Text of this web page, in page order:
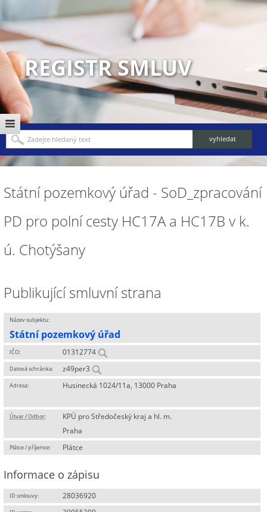
REGISTR SMLUV
Státní pozemkový úřad - SoD_zpracování
PD pro polní cesty HC17A a HC17B v k.
ú. Chotýšany
Publikující smluvní strana
Název subjektu:
Státní pozemkový úřad
IČO: 01312774
Datová schránka: z49per3
Adresa: Husinecká 1024/11a, 13000 Praha
Útvar / Odbor:
KPÚ pro Středočeský kraj a hl. m.
Praha
Plátce / příjemce: Plátce
Informace o zápisu
ID smlouvy: 28036920